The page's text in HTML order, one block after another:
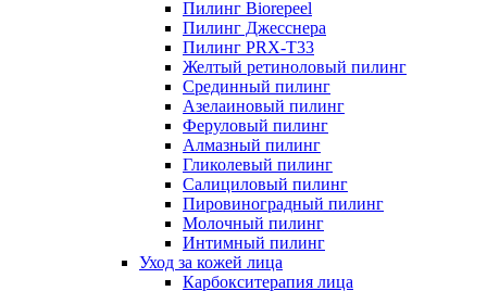
Пилинг Biorepeel
Пилинг Джесснера
Пилинг PRX-T33
Желтый ретиноловый пилинг
Срединный пилинг
Азелаиновый пилинг
Феруловый пилинг
Алмазный пилинг
Гликолевый пилинг
Салициловый пилинг
Пировиноградный пилинг
Молочный пилинг
Интимный пилинг
Уход за кожей лица
Карбокситерапия лица